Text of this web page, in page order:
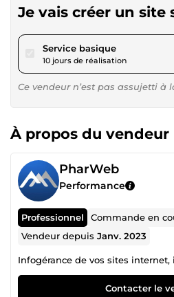
Je vais créer un site
Service basiquepour 346,80
10 jours de réalisation
Ce vendeur n’est pas assujetti à
À propos du vendeur
PharWeb
Performance
Professionnel Commande en
Vendeur depuisJanv. 2023
Infogérance de vos sites
Contacter le